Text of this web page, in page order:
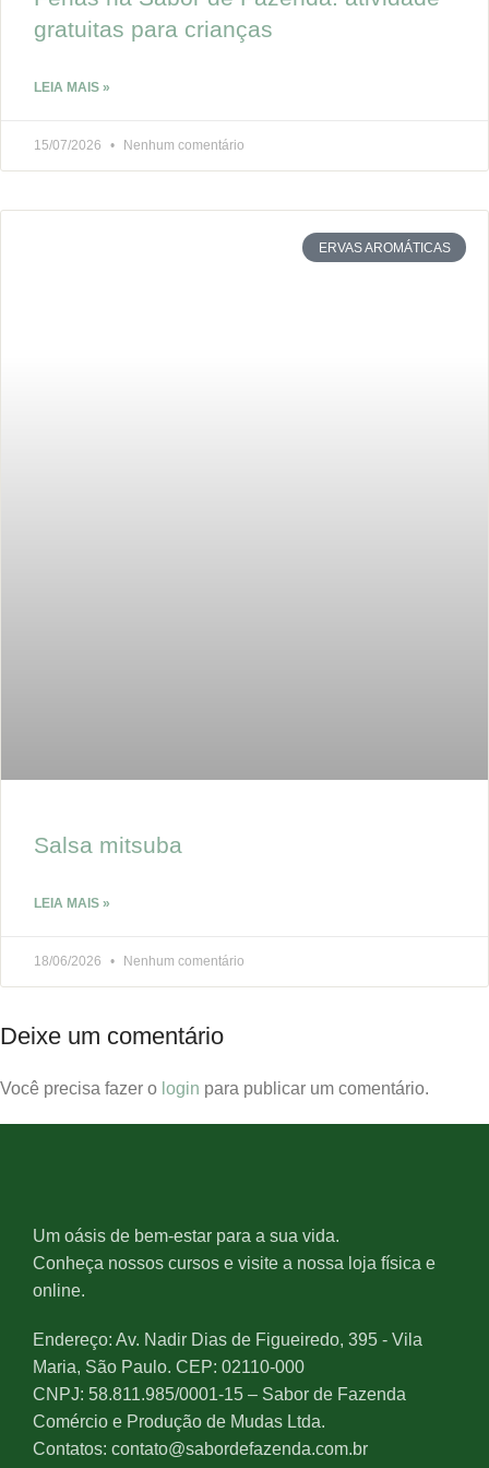
gratuitas para crianças
LEIA MAIS »
15/07/2026 Nenhum comentário
ERVAS AROMÁTICAS
Salsa mitsuba
LEIA MAIS »
18/06/2026 Nenhum comentário
Deixe um comentário
Você precisa fazer o login para publicar um comentário.
Um oásis de bem-estar para a sua vida.
Conheça nossos cursos e visite a nossa loja física e
online.
Endereço: Av. Nadir Dias de Figueiredo, 395 - Vila
Maria, São Paulo. CEP: 02110-000
CNPJ: 58.811.985/0001-15 – Sabor de Fazenda
Comércio e Produção de Mudas Ltda.
Contatos: contato@sabordefazenda.com.br